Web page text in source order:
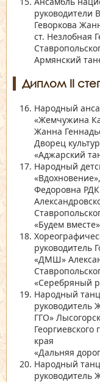
руководители
Геворкова
ст. Незлобная
Армянский
Диплом II
Народный
«Жемчужина
Жанна
Дворец
«Аджарский
Народный
«Вдохновение»
Федоровна
«Будем вместе»
руководитель
«ДМШ»
«Серебряный
Народный
ГГО»
Георгиевского
края
«Дальняя
Народный